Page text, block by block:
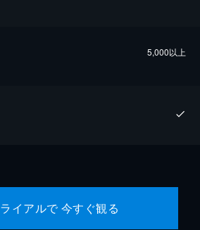
5,000以上
イアルで 今すぐ観る